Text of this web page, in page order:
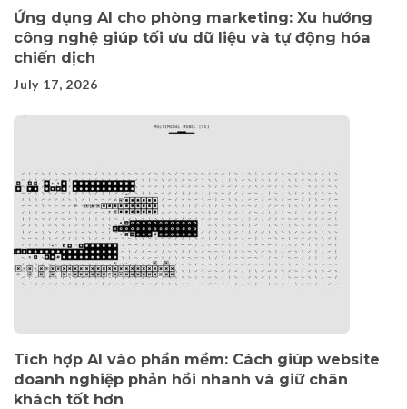
Ứng dụng AI cho phòng marketing: Xu hướng
công nghệ giúp tối ưu dữ liệu và tự động hóa
chiến dịch
July 17, 2026
Tích hợp AI vào phần mềm: Cách giúp website
doanh nghiệp phản hồi nhanh và giữ chân
khách tốt hơn